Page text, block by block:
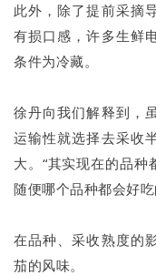
此外，除了提前采摘
有损口感，许多生鲜
条件为冷藏。
徐丹向我们解释到，
运输性就选择去采收
大。“其实现在的品种
随便哪个品种都会好吃
在品种、采收熟度的
茄的风味。